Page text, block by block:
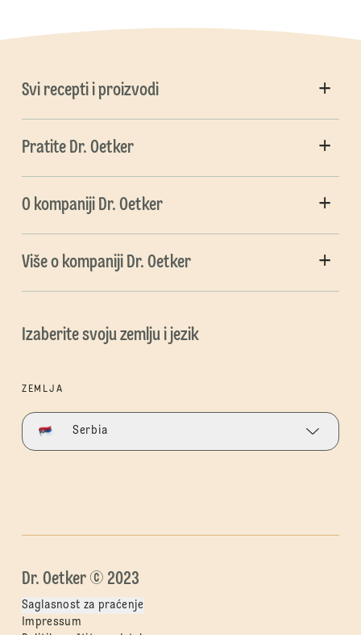
Svi recepti i proizvodi
Pratite Dr. Oetker
O kompaniji Dr. Oetker
Više o kompaniji Dr. Oetker
Izaberite svoju zemlju i jezik
ZEMLJA
Serbia
Dr. Oetker © 2023
Saglasnost za praćenje
Impressum